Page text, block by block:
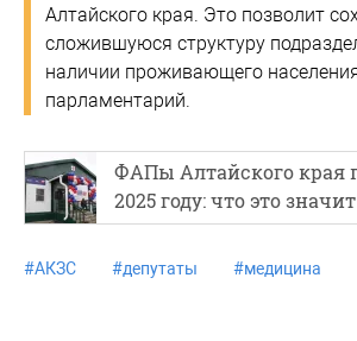
Алтайского края. Это позволит
сложившуюся структуру
наличии проживающего
парламентарий.
ФАПы Алтайского края
2025 году: что это значит
#АКЗС #депутаты #медицина